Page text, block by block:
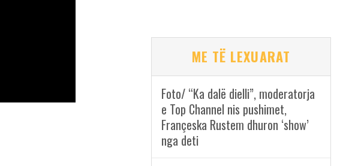
ME TË LEXUARAT
Foto/ “Ka dalë dielli”, moderatorja
e Top Channel nis pushimet,
Françeska Rustem dhuron ‘show’
nga deti